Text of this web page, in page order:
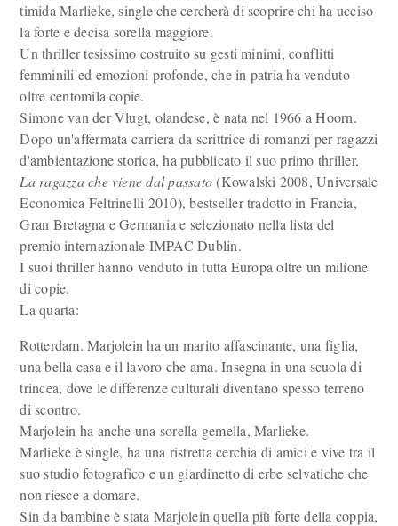
timida Marlieke, single che cercherà di scoprire chi ha ucciso
la forte e decisa sorella maggiore.
Un thriller tesissimo costruito su gesti minimi, conflitti
femminili ed emozioni profonde, che in patria ha venduto
oltre centomila copie.
Simone van der Vlugt, olandese, è nata nel 1966 a Hoorn.
Dopo un'affermata carriera da scrittrice di romanzi per ragazzi
d'ambientazione storica, ha pubblicato il suo primo thriller,
La ragazza che viene dal passato(Kowalski 2008, Universale
Economica Feltrinelli 2010), bestseller tradotto in Francia,
Gran Bretagna e Germania e selezionato nella lista del
premio internazionale IMPAC Dublin.
I suoi thriller hanno venduto in tutta Europa oltre un milione
di copie.
La quarta:
Rotterdam. Marjolein ha un marito affascinante, una figlia,
una bella casa e il lavoro che ama. Insegna in una scuola di
trincea, dove le differenze culturali diventano spesso terreno
di scontro.
Marjolein ha anche una sorella gemella, Marlieke.
Marlieke è single, ha una ristretta cerchia di amici e vive tra il
suo studio fotografico e un giardinetto di erbe selvatiche che
non riesce a domare.
Sin da bambine è stata Marjolein quella più forte della coppia,